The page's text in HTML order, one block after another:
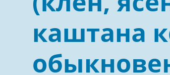
Дерматология
Лабораторная диагностика
каштана